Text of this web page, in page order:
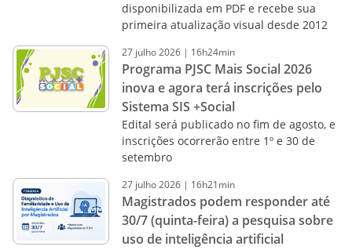
disponibilizada em PDF e recebe sua
primeira atualização visual desde 2012
27 julho2026 | 16h24min
Programa PJSC Mais Social 2026
inova e agora terá inscrições pelo
Sistema SIS +Social
Edital será publicado no fim de agosto, e
inscrições ocorrerão entre 1º e 30 de
setembro
27 julho2026 | 16h21min
Magistrados podem responder até
30/7 (quinta-feira) a pesquisa sobre
uso de inteligência artificial